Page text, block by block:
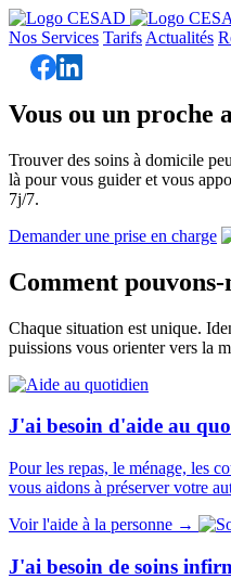
Nos Services Tarifs Actualités
Vous ou un proche
Trouver des soins à domicile
là pour vous guider et vous
7j/7.
Demander une prise en charge
Comment
Chaque situation est unique.
puissions vous orienter vers la
J'ai besoin d'aide au
Pour les repas, le ménage, les
vous aidons à préserver votre
Voir l'aide à la personne →
J'ai besoin de soins